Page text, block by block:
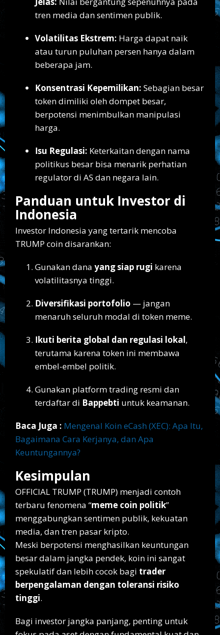
tren media dan sentimen publik.
Volatilitas Ekstrem: Harga dapat naik
atau turun puluhan persen hanya dalam
beberapa jam.
Konsentrasi Kepemilikan: Sebagian besar
token dimiliki oleh dompet besar,
berpotensi menimbulkan manipulasi
harga.
Isu Regulasi: Keterkaitan dengan nama
politikus besar bisa menarik perhatian
regulator di AS dan negara lain.
Panduan untuk Investor di
Indonesia
Investor Indonesia yang tertarik mencoba
TRUMP coin disarankan:
Gunakan dana yang siap rugi karena
volatilitasnya tinggi.
Diversifikasi portofolio — jangan
menaruh seluruh modal di token meme.
Ikuti berita global dan regulasi lokal,
terutama karena token ini membawa
embel-embel politik.
Gunakan platform trading resmi dan
terdaftar di Bappebti untuk keamanan.
Baca Juga : Mengenal Koin eCash (XEC): Apa Itu,
Bagaimana Cara Kerjanya, dan Apa
Keuntungannya?
Kesimpulan
OFFICIAL TRUMP (TRUMP) menjadi contoh
terbaru fenomena “meme coin politik”
menggabungkan sentimen publik, kekuatan
media, dan tren pasar kripto.
Meski berpotensi menghasilkan keuntungan
besar dalam jangka pendek, koin ini sangat
spekulatif dan lebih cocok bagi trader
berpengalaman dengan toleransi risiko
tinggi.
Bagi investor jangka panjang, penting untuk